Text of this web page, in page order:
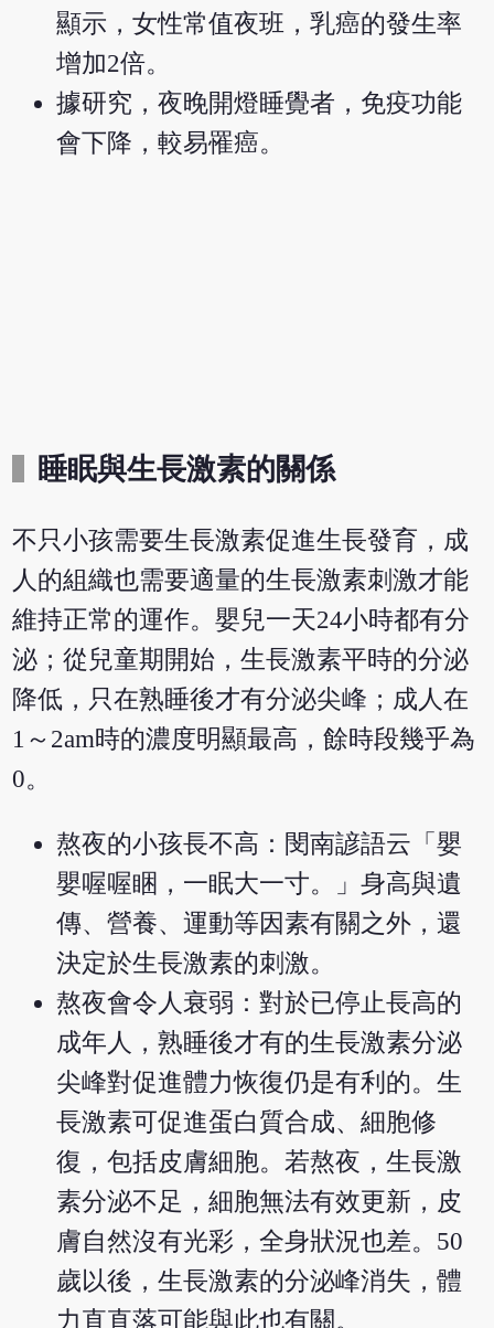
顯示，女性常值夜班，乳癌的發生率
增加2倍。
據研究，夜晚開燈睡覺者，免疫功能
會下降，較易罹癌。
睡眠與生長激素的關係
不只小孩需要生長激素促進生長發育，成
人的組織也需要適量的生長激素刺激才能
維持正常的運作。嬰兒一天24小時都有分
泌；從兒童期開始，生長激素平時的分泌
降低，只在熟睡後才有分泌尖峰；成人在
1～2am時的濃度明顯最高，餘時段幾乎為
0。
熬夜的小孩長不高：閔南諺語云「嬰
嬰喔喔睏，一眠大一寸。」身高與遺
傳、營養、運動等因素有關之外，還
決定於生長激素的刺激。
熬夜會令人衰弱：對於已停止長高的
成年人，熟睡後才有的生長激素分泌
尖峰對促進體力恢復仍是有利的。生
長激素可促進蛋白質合成、細胞修
復，包括皮膚細胞。若熬夜，生長激
素分泌不足，細胞無法有效更新，皮
膚自然沒有光彩，全身狀況也差。50
歲以後，生長激素的分泌峰消失，體
力直直落可能與此也有關。